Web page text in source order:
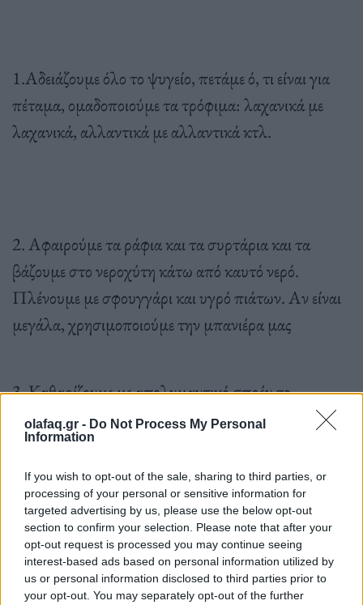
olafaq.gr - Do Not Process My Personal
Information
If you wish to opt-out of the sale, sharing to third parties, or
processing of your personal or sensitive information for
targeted advertising by us, please use the below opt-out
section to confirm your selection. Please note that after your
opt-out request is processed you may continue seeing
interest-based ads based on personal information utilized by
us or personal information disclosed to third parties prior to
your opt-out. You may separately opt-out of the further
1.Αδειάζουμε όλο το ψυγείο, πετάμε ό, τι είναι για
πέταμα, ομαδοποιούμε τα τρόφιμα: λαχανικά με
λαχανικά, αλλαντικά με αλλαντικά κτλ.
2. Αφαιρούμε τα ράφια και τα συρτάρια και τα
βάζουμε στο νεροχύτη κάτω από καυτό νερό.
Πλένουμε με σφουγγάρι και υγρό πιάτων. Αν είναι
μεγάλα, χρησιμοποιούμε την μπανιέρα μας
3. Καθαρίζουμε με απολυμαντικό σπρέυ το
εσωτερικό του ψυγείου (τοιχώματα, ράφια που δεν
αφαιρούνται και το λάστιχο που βρίσκεται στο
σημείο που κλείνει η πόρτα). Σκουπίζουμε με χαρτί
κουζίνας και, για δύσκολα σημεία, δουλεύουμε και
με το σκληρό μέρος του σφουγγαριού πιάτων.